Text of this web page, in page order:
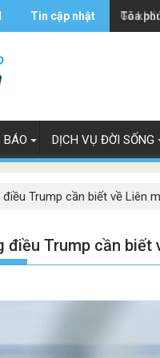
Tin cập nhật Tòa
Gã
BÁO DỊCH VỤ ĐỜI SỐNG
Trump cần biết về Liên
Trump cần biết